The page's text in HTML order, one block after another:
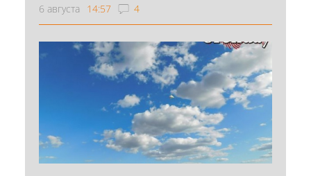
6 августа 14:57 4